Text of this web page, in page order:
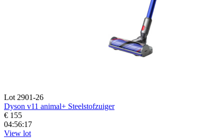
Lot 2901-26
Dyson v11 animal+ Steelstofzuiger
€ 155
04:56:16
View lot